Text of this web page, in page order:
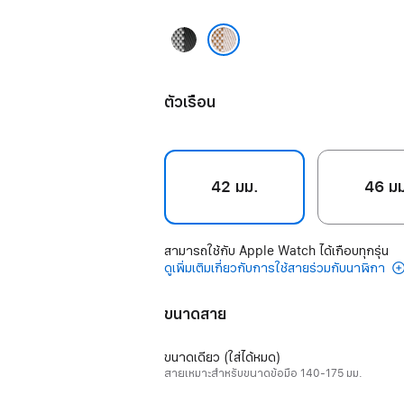
Noir/
ÉcruÉcru/Écru
ตัวเรือน
42 มม. 46 ม
สามารถใช้กับ Apple Watch ได้เกือบทุกรุ่น
ดูเพิ่มเติมเกี่ยวกับการใช้สายร่วมกับนาฬิกา
ขนาดสาย
ขนาดเดียว (ใส่ได้หมด)
สายเหมาะสำหรับขนาดข้อมือ 140-175 มม.